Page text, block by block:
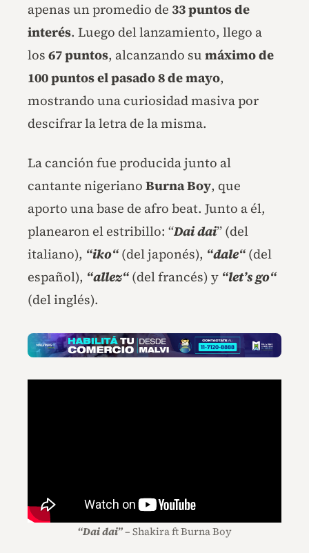
apenas un promedio de 33 puntos de
interés. Luego del lanzamiento, llego a
los 67 puntos, alcanzando su máximo de
100 puntos el pasado 8 de mayo,
mostrando una curiosidad masiva por
descifrar la letra de la misma.
La canción fue producida junto al
cantante nigeriano Burna Boy, que
aporto una base de afro beat. Junto a él,
planearon el estribillo: “Dai dai” (del
italiano), “iko“ (del japonés), “dale“ (del
español), “allez“ (del francés) y “let’s go“
(del inglés).
“Dai dai”– Shakira ft Burna Boy